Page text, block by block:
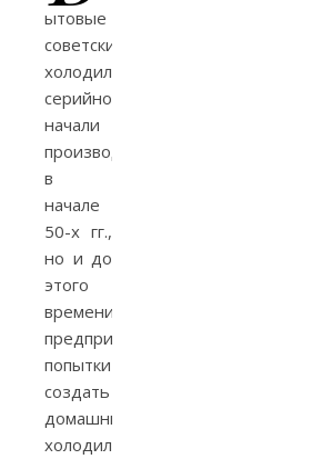
ытовые
советские
холодильники
серийно
начали
производиться
в
начале
50-х гг.,
но и до
этого
времени
предпринимались
попытки
создать
домашнюю
холодильную